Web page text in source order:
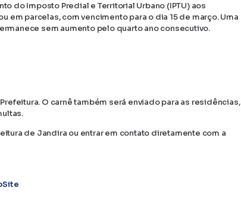
do Imposto Predial e Territorial Urbano (IPTU) aos
em parcelas, com vencimento para o dia 15 de março. Uma
sem aumento pelo quarto ano consecutivo.
O carnê também será enviado para as residências,
de Jandira ou entrar em contato diretamente com a